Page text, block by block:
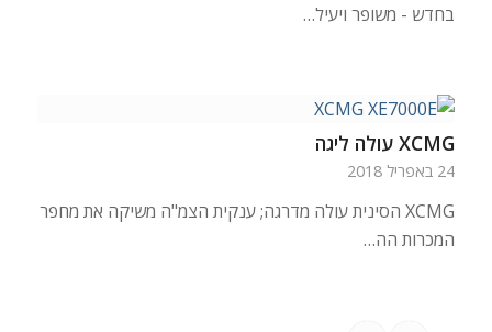
בחדש - משופר ויעיל…
XCMG עולה ליגה
24 באפריל 2018
XCMG הסינית עולה מדרגה; ענקית הצמ"ה משיקה את מחפר
המכרות הה…